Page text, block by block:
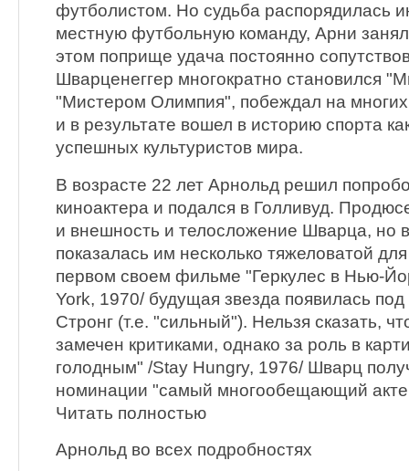
футболистом. Но судьба распорядилась
местную футбольную команду, Арни
этом поприще удача постоянно
Шварценеггер многократно становился
"Мистером Олимпия", побеждал на многих
и в результате вошел в историю спорта
успешных культуристов мира.
В возрасте 22 лет Арнольд решил
киноактера и подался в Голливуд.
и внешность и телосложение Шварца, но
показалась им несколько тяжеловатой
первом своем фильме "Геркулес в Нью-
York, 1970/ будущая звезда появилась
Стронг (т.е. "сильный"). Нельзя сказать,
замечен критиками, однако за роль в
голодным" /Stay Hungry, 1976/ Шварц
номинации "самый многообещающий
Читать полностью
Арнольд во всех подробностях